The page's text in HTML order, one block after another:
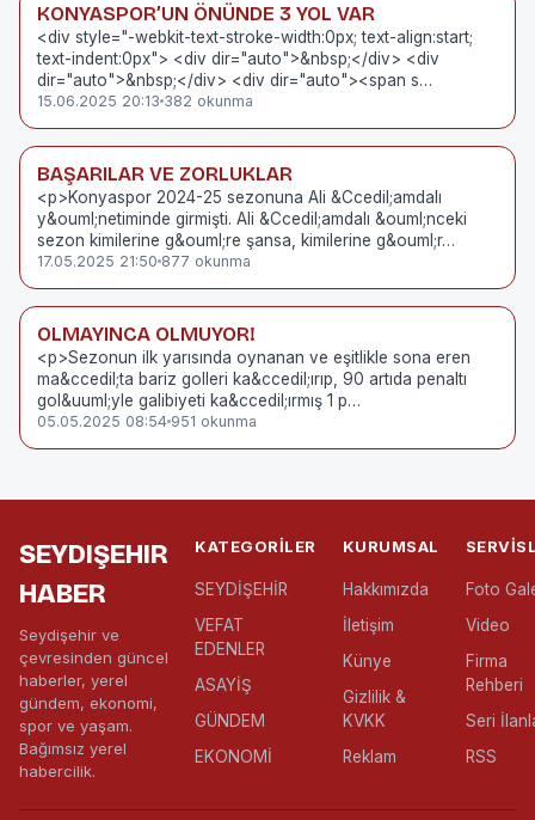
KONYASPOR’UN ÖNÜNDE 3 YOL VAR
<div style="-webkit-text-stroke-width:0px; text-align:start;
text-indent:0px"> <div dir="auto">&nbsp;</div> <div
dir="auto">&nbsp;</div> <div dir="auto"><span s…
15.06.2025 20:13 382 okunma
BAŞARILAR VE ZORLUKLAR
<p>Konyaspor 2024-25 sezonuna Ali &Ccedil;amdalı
y&ouml;netiminde girmişti. Ali &Ccedil;amdalı &ouml;nceki
sezon kimilerine g&ouml;re şansa, kimilerine g&ouml;r…
17.05.2025 21:50 877 okunma
OLMAYINCA OLMUYOR!
<p>Sezonun ilk yarısında oynanan ve eşitlikle sona eren
ma&ccedil;ta bariz golleri ka&ccedil;ırıp, 90 artıda penaltı
gol&uuml;yle galibiyeti ka&ccedil;ırmış 1 p…
05.05.2025 08:54 951 okunma
SEYDIŞEHIR
HABER
Seydişehir ve
çevresinden güncel
haberler, yerel
gündem, ekonomi,
spor ve yaşam.
Bağımsız yerel
habercilik.
KATEGORILER
SEYDİŞEHİR
VEFAT
EDENLER
ASAYİŞ
GÜNDEM
EKONOMİ
KURUMSAL
Hakkımızda
İletişim
Künye
Gizlilik &
KVKK
Reklam
Foto
Video
Firma
Rehberi
Seri
RSS